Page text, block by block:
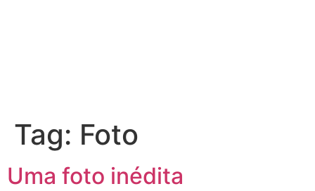
Tag: Foto
Uma foto inédita